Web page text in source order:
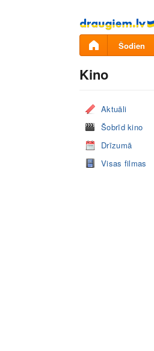
Pāriet
uz
saturu
Šodien
Kino
Aktuāli
Šobrīd kino
Drīzumā
Visas filmas